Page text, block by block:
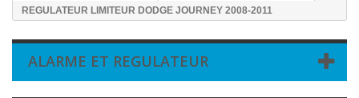
REGULATEUR LIMITEUR DODGE JOURNEY 2008-2011
ALARME ET REGULATEUR